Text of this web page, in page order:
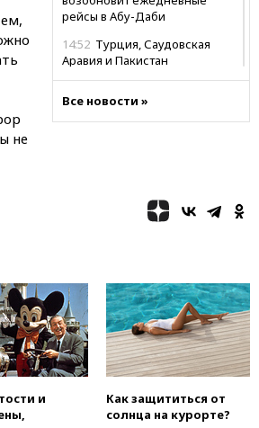
рейсы в Абу-Даби
14:52 Турция, Саудовская
Аравия и Пакистан
14:39Экс-издатель Popcorn
намерен сокращать перечень
товаров для параллельного
105 пляжах в Анапе
14:09
Глава Тувы включил
сенатора Нарусову в список
кандидатов в Совфед
13:57
Wildberries запустит
программу по открытию
партнерских хабов
Все новости »
не
и
Как защититься от
солнца на курорте?